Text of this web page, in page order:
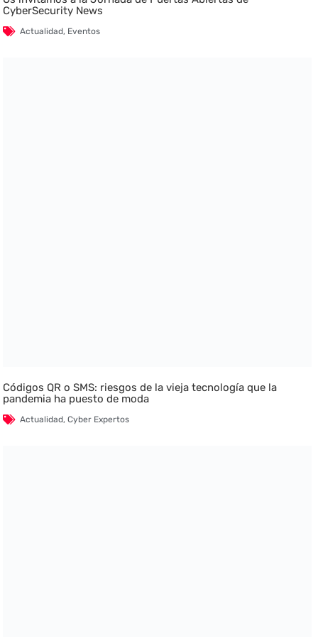
CyberSecurity News
Actualidad, Eventos
Códigos QR o SMS: riesgos de la vieja tecnología que la
pandemia ha puesto de moda
Actualidad,Cyber Expertos